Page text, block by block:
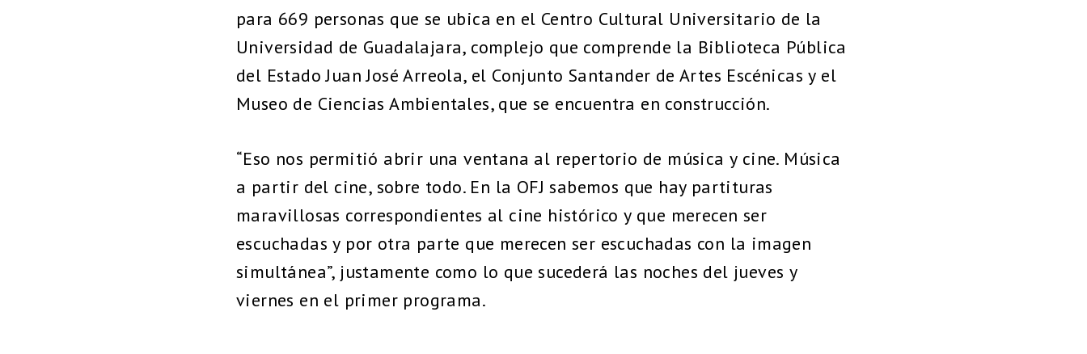
para 669 personas que se ubica en el Centro Cultural Universitario de la
Universidad de Guadalajara, complejo que comprende la Biblioteca Pública
del Estado Juan José Arreola, el Conjunto Santander de Artes Escénicas y el
Museo de Ciencias Ambientales, que se encuentra en construcción.
“Eso nos permitió abrir una ventana al repertorio de música y cine. Música
a partir del cine, sobre todo. En la OFJ sabemos que hay partituras
maravillosas correspondientes al cine histórico y que merecen ser
escuchadas y por otra parte que merecen ser escuchadas con la imagen
simultánea”, justamente como lo que sucederá las noches del jueves y
viernes en el primer programa.